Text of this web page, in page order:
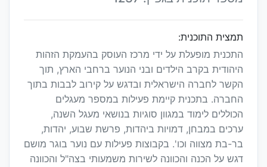
תמצית התוכנית:
התכנית מופעלת על ידי מרכז העוסק בהעמקת הזהות
היהודית בקרב הילדים ובני הנוער ברחבי הארץ, תוך
הקשר לחברה הישראלית ובדגש על קירוב לבבות בתוך
החברה. בתכנית קיימת פעילות במספר מעגלים
הכוללים לימוד במגוון סוגיות בנושאי מעגל השנה,
ערכים במבחן, דמויות ביהדות, פרשת שבוע, יהדות,
בר-בת מצווה וכו'. בקבוצות פעילות עם נוער בוגר מושם
דגש על הכנה והכוונה לשירות משמעותי בצה"ל והכוונה